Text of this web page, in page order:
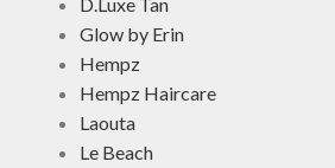
Glow by Erin
Hempz
Hempz Haircare
Laouta
Le Beach